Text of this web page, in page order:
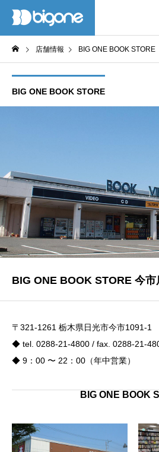
店舗情報 BIG ONE BOOK STORE
BIG ONE BOOK STORE
BIG ONE BOOK STORE 今市
〒321-1261 栃木県日光市今市1091-1
◆ tel. 0288-21-4800 / fax. 0288-21-
◆ 9：00 〜 22：00（年中営業）
BIG ONE BOOK